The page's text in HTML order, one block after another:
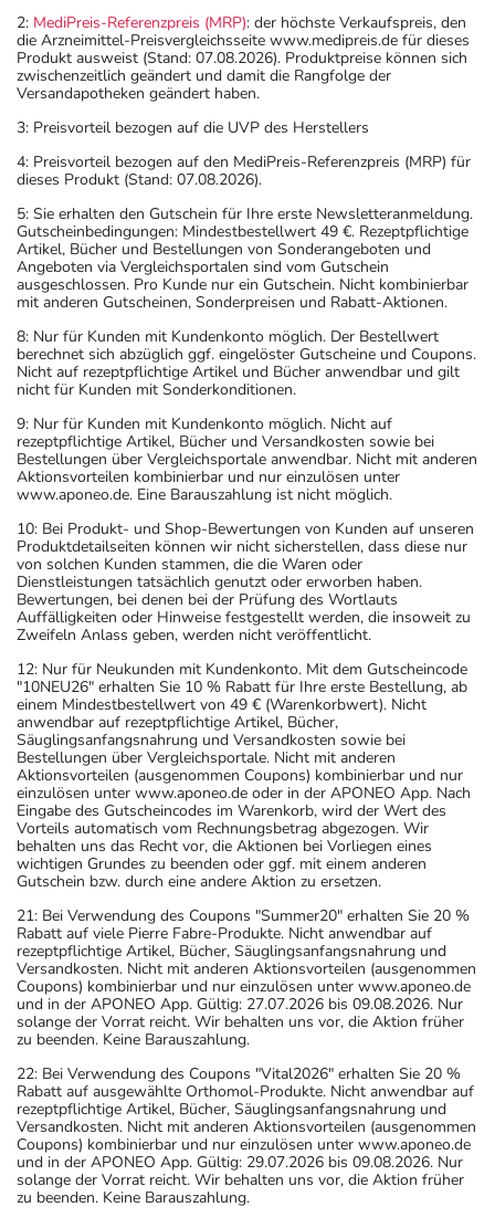
2: MediPreis-Referenzpreis (MRP): der höchste Verkaufspreis, den
die Arzneimittel-Preisvergleichsseite www.medipreis.de für dieses
Produkt ausweist (Stand: 07.08.2026). Produktpreise können sich
zwischenzeitlich geändert und damit die Rangfolge der
Versandapotheken geändert haben.
3: Preisvorteil bezogen auf die UVP des Herstellers
4: Preisvorteil bezogen auf den MediPreis-Referenzpreis (MRP) für
dieses Produkt (Stand: 07.08.2026).
5: Sie erhalten den Gutschein für Ihre erste Newsletteranmeldung.
Gutscheinbedingungen: Mindestbestellwert 49 €. Rezeptpflichtige
Artikel, Bücher und Bestellungen von Sonderangeboten und
Angeboten via Vergleichsportalen sind vom Gutschein
ausgeschlossen. Pro Kunde nur ein Gutschein. Nicht kombinierbar
mit anderen Gutscheinen, Sonderpreisen und Rabatt-Aktionen.
8: Nur für Kunden mit Kundenkonto möglich. Der Bestellwert
berechnet sich abzüglich ggf. eingelöster Gutscheine und Coupons.
Nicht auf rezeptpflichtige Artikel und Bücher anwendbar und gilt
nicht für Kunden mit Sonderkonditionen.
9: Nur für Kunden mit Kundenkonto möglich. Nicht auf
rezeptpflichtige Artikel, Bücher und Versandkosten sowie bei
Bestellungen über Vergleichsportale anwendbar. Nicht mit anderen
Aktionsvorteilen kombinierbar und nur einzulösen unter
www.aponeo.de. Eine Barauszahlung ist nicht möglich.
10: Bei Produkt- und Shop-Bewertungen von Kunden auf unseren
Produktdetailseiten können wir nicht sicherstellen, dass diese nur
von solchen Kunden stammen, die die Waren oder
Dienstleistungen tatsächlich genutzt oder erworben haben.
Bewertungen, bei denen bei der Prüfung des Wortlauts
Auffälligkeiten oder Hinweise festgestellt werden, die insoweit zu
Zweifeln Anlass geben, werden nicht veröffentlicht.
12: Nur für Neukunden mit Kundenkonto. Mit dem Gutscheincode
"10NEU26" erhalten Sie 10 % Rabatt für Ihre erste Bestellung, ab
einem Mindestbestellwert von 49 € (Warenkorbwert). Nicht
anwendbar auf rezeptpflichtige Artikel, Bücher,
Säuglingsanfangsnahrung und Versandkosten sowie bei
Bestellungen über Vergleichsportale. Nicht mit anderen
Aktionsvorteilen (ausgenommen Coupons) kombinierbar und nur
einzulösen unter www.aponeo.de oder in der APONEO App. Nach
Eingabe des Gutscheincodes im Warenkorb, wird der Wert des
Vorteils automatisch vom Rechnungsbetrag abgezogen. Wir
behalten uns das Recht vor, die Aktionen bei Vorliegen eines
wichtigen Grundes zu beenden oder ggf. mit einem anderen
Gutschein bzw. durch eine andere Aktion zu ersetzen.
21: Bei Verwendung des Coupons "Summer20" erhalten Sie 20 %
Rabatt auf viele Pierre Fabre-Produkte. Nicht anwendbar auf
rezeptpflichtige Artikel, Bücher, Säuglingsanfangsnahrung und
Versandkosten. Nicht mit anderen Aktionsvorteilen (ausgenommen
Coupons) kombinierbar und nur einzulösen unter www.aponeo.de
und in der APONEO App. Gültig: 27.07.2026 bis 09.08.2026. Nur
solange der Vorrat reicht. Wir behalten uns vor, die Aktion früher
zu beenden. Keine Barauszahlung.
22: Bei Verwendung des Coupons "Vital2026" erhalten Sie 20 %
Rabatt auf ausgewählte Orthomol-Produkte. Nicht anwendbar auf
rezeptpflichtige Artikel, Bücher, Säuglingsanfangsnahrung und
Versandkosten. Nicht mit anderen Aktionsvorteilen (ausgenommen
Coupons) kombinierbar und nur einzulösen unter www.aponeo.de
und in der APONEO App. Gültig: 29.07.2026 bis 09.08.2026. Nur
solange der Vorrat reicht. Wir behalten uns vor, die Aktion früher
zu beenden. Keine Barauszahlung.